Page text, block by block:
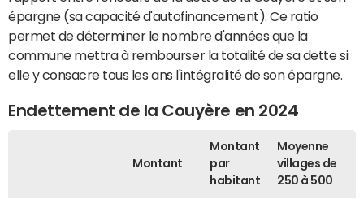
épargne (sa capacité d'autofinancement). Ce ratio
permet de déterminer le nombre d'années que la
commune mettra à rembourser la totalité de sa dette si
elle y consacre tous les ans l'intégralité de son épargne.
Endettement de la Couyère en 2024
Montant
Montant
par
habitant
Moyenne
villages de
250 à 500